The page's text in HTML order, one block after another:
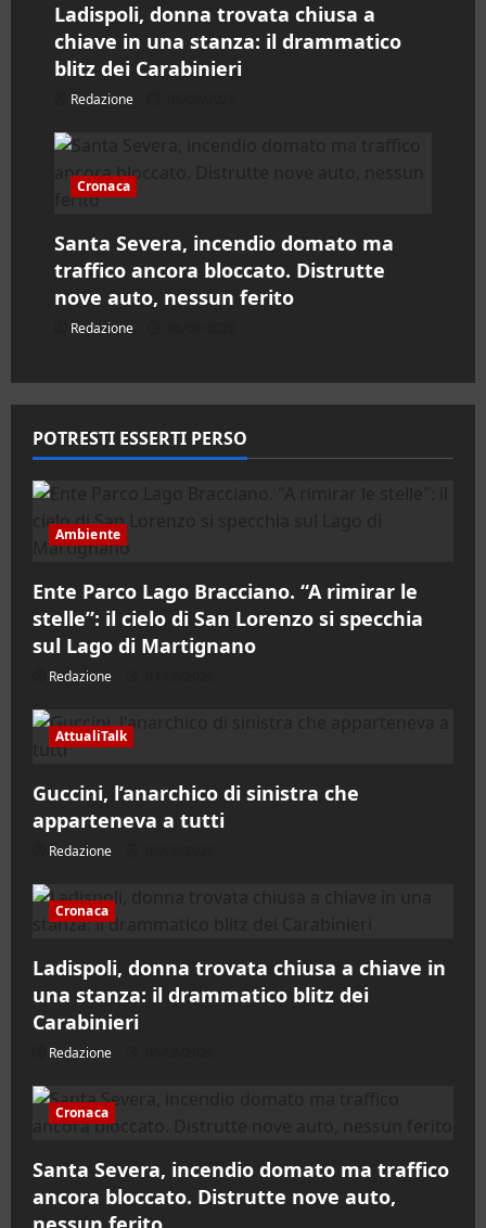
l
o
Ladispoli, donna trovata chiusa a
chiave in una stanza: il drammatico
blitz dei Carabinieri
Redazione
Cronaca
Santa Severa, incendio domato ma
traffico ancora bloccato. Distrutte
nove auto, nessun ferito
Redazione
POTRESTI ESSERTI PERSO
Ambiente
Ente Parco Lago Bracciano. “A rimirar le
stelle”: il cielo di San Lorenzo si specchia
sul Lago di Martignano
Redazione
AttualiTalk
Guccini, l’anarchico di sinistra che
apparteneva a tutti
Redazione
Cronaca
Ladispoli, donna trovata chiusa a chiave in
una stanza: il drammatico blitz dei
Carabinieri
Redazione
Cronaca
Santa Severa, incendio domato ma traffico
ancora bloccato. Distrutte nove auto,